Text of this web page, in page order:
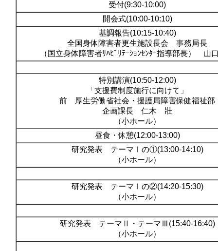
受付(9:30-10:00)
開会式(10:00-10:10)
基調報告(10:15-10:40)
全国身体障害者更生施設長会 事務局長
（国立身体障害者ﾘﾊﾋﾞﾘﾃｰｼｮﾝｾﾝﾀｰ指導部長）
特別講演(10:50-12:00)
「支援費制度施行に向けて」
前 厚生労働省社会・援護局障害保健福祉部
企画課長 仁木 壯
（小ホール）
昼食・休憩(12:00-13:00)
研究発表 テーマⅠの①(13:00-14:10)
（小ホール）
研究発表 テーマⅠの②(14:20-15:30)
（小ホール）
研究発表 テーマⅡ・テーマⅢ(15:40-16:40)
（小ホール）